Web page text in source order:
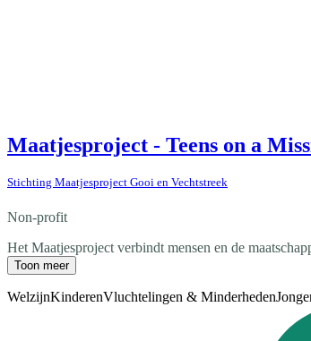
Maatjesproject - Teens on a
Stichting Maatjesproject Gooi en Vechtstreek
Non-profit
Het Maatjesproject verbindt mensen en de
Toon meer
WelzijnKinderenVluchtelingen & Minderheden